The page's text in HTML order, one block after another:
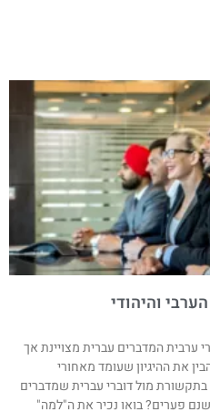
והיהודי
המדברים עברית מצויינת אך
את ההיגיון שעומד מאחורי
מול דוברי עברית שמדברים
פערים? בואו נכיר את ה"למה"